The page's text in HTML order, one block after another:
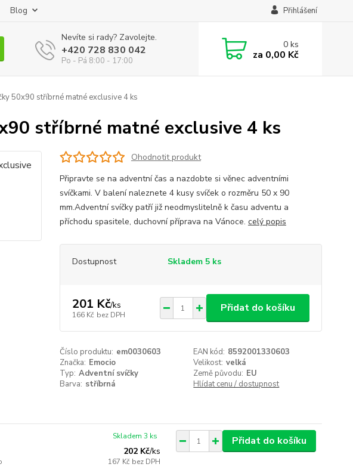
Blog Přihlášení
Nevíte si rady? Zavolejte.
+420 728 830 042
Po - Pá 8:00 - 17:00
0ks
za 0,00 Kč
50x90 stříbrné matné exclusive 4 ks
stříbrné matné exclusive 4 ks
Ohodnotit produkt
Připravte se na adventní čas a nazdobte si věnec adventními
svíčkami. V balení naleznete 4 kusy svíček o rozměru 50 x 90
mm.Adventní svíčky patří již neodmyslitelně k času adventu a
příchodu spasitele, duchovní příprava na Vánoce. celý popis
Dostupnost Skladem 5 ks
201 Kč/ks
166 Kč bez DPH
Přidat do košíku
Číslo produktu: em0030603 EAN kód: 8592001330603
Značka: Emocio Velikost: velká
Typ: Adventní svíčky Země původu: EU
Barva: stříbrná Hlídat cenu / dostupnost
202 Kč/ks
167 Kč bez DPH
Skladem 3 ks Přidat do košíku